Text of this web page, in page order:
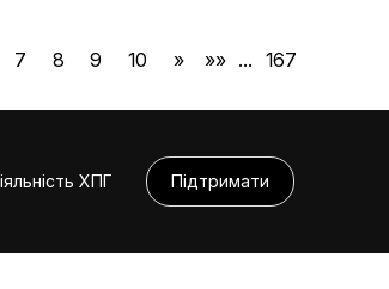
7 8 9 10 » »» ... 167
ХПГ Підтримати